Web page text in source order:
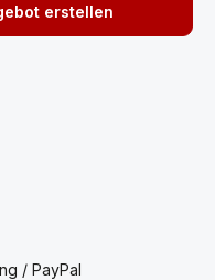
erstellen
/ PayPal